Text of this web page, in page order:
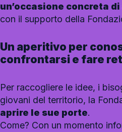
un’occasione concreta
con il supporto della
Un aperitivo per
confrontarsi e fare
Per raccogliere le idee, i
giovani del territorio, la
aprire le sue porte.
Come? Con un momento